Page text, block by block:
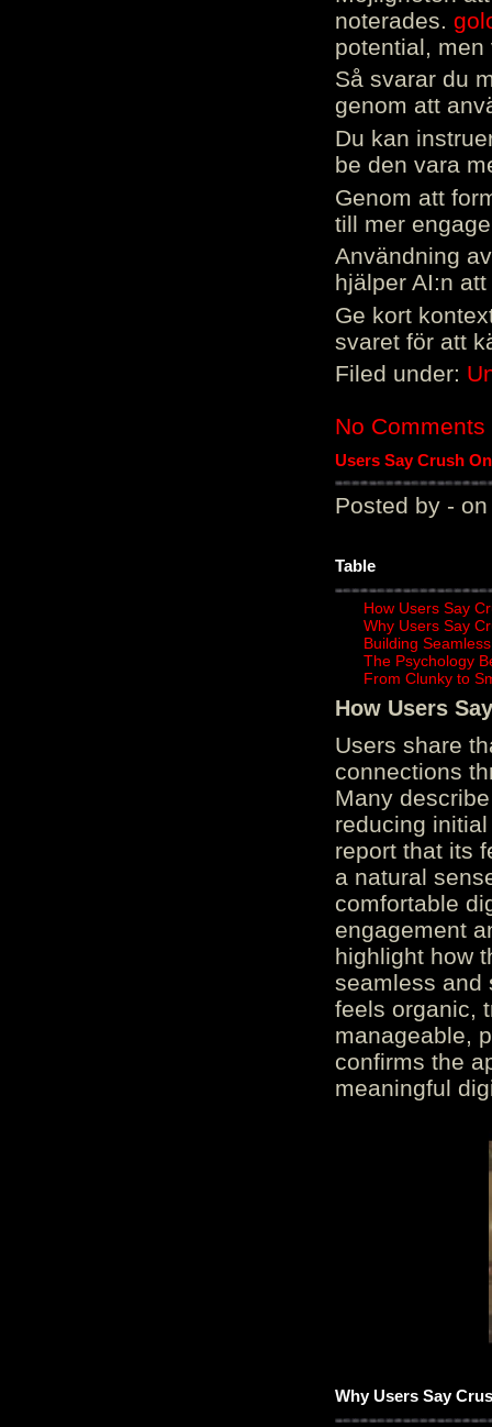
noterades.
potential, men
Så svarar du
genom att
Du kan
be den vara
Genom att
till mer
Användning
hjälper AI:n
Ge kort
svaret för att
Filed under:
No Comments
Users Say Crush
Posted by - on
Table
How Users Say
Why Users Say
Building
The Psychology
From Clunky to
How Users
Users share
connections
Many
reducing
report that its
a natural
comfortable
engagement
highlight how
seamless and
feels organic,
manageable,
confirms the
meaningful
Why Users Say